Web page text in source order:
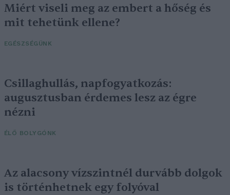
Miért viseli meg az embert a hőség és
mit tehetünk ellene?
EGÉSZSÉGÜNK
Csillaghullás, napfogyatkozás:
augusztusban érdemes lesz az égre
nézni
ÉLŐ BOLYGÓNK
Az alacsony vízszintnél durvább dolgok
is történhetnek egy folyóval